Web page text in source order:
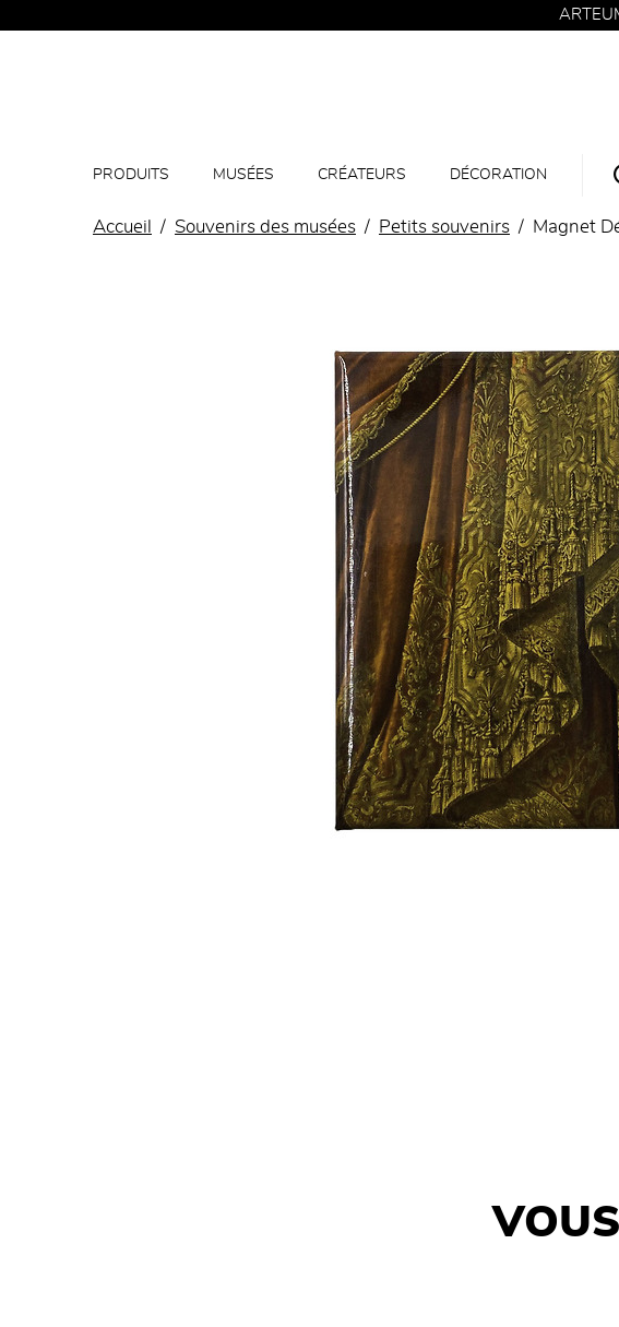
PRODUITS MUSÉES CRÉATEURS DÉCORATION
Accueil Souvenirs des musées Petits souvenirs Magnet